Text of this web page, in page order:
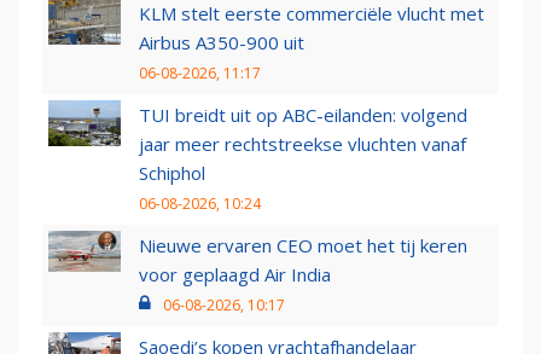
KLM stelt eerste commerciële vlucht met
Airbus A350-900 uit
06-08-2026, 11:17
TUI breidt uit op ABC-eilanden: volgend
jaar meer rechtstreekse vluchten vanaf
Schiphol
06-08-2026, 10:24
Nieuwe ervaren CEO moet het tij keren
voor geplaagd Air India
06-08-2026, 10:17
Saoedi’s kopen vrachtafhandelaar